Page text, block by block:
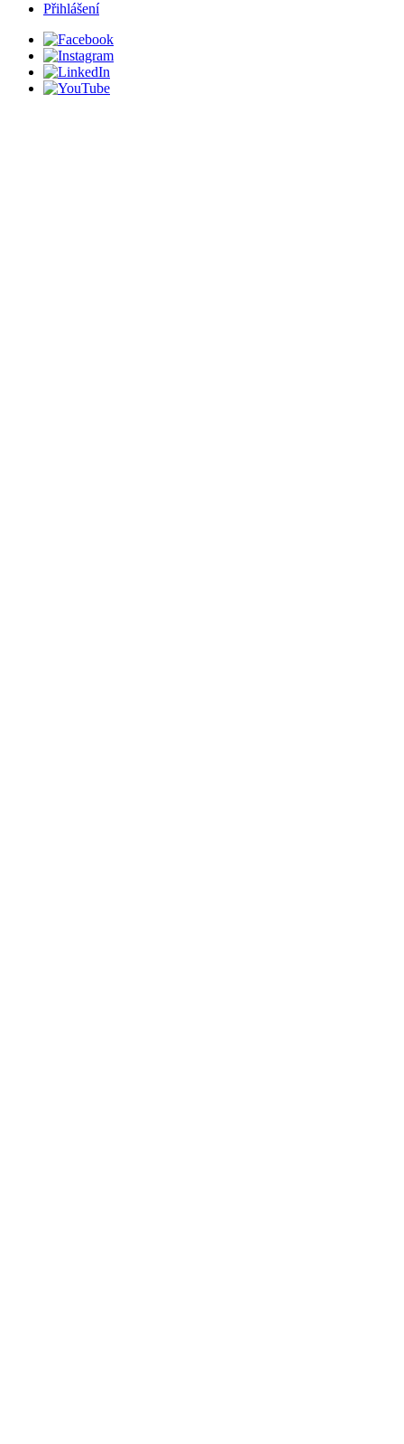
Přihlášení